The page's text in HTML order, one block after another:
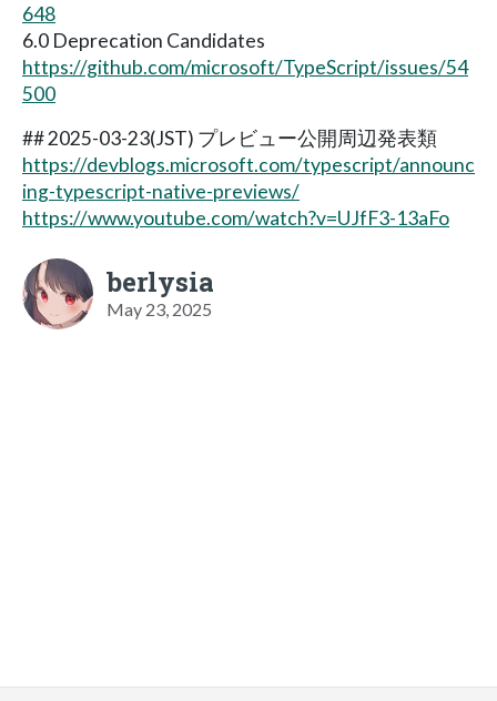
648
6.0 Deprecation Candidates
https://github.com/microsoft/TypeScript/issues/54
500
## 2025-03-23(JST) プレビュー公開周辺発表類
https://devblogs.microsoft.com/typescript/announc
ing-typescript-native-previews/
https://www.youtube.com/watch?v=UJfF3-13aFo
berlysia
May 23, 2025